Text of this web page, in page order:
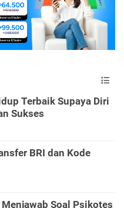
Terbaik Supaya Diri
Sukses
BRI dan Kode
Soal Psikotes